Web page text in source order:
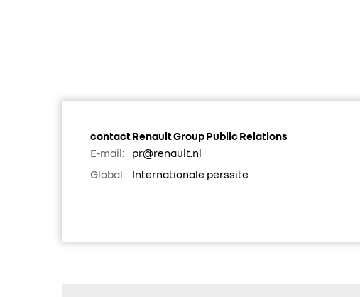
contact Renault Group Public Relations
E-mail:
pr@renault.nl
Global:
Internationale perssite